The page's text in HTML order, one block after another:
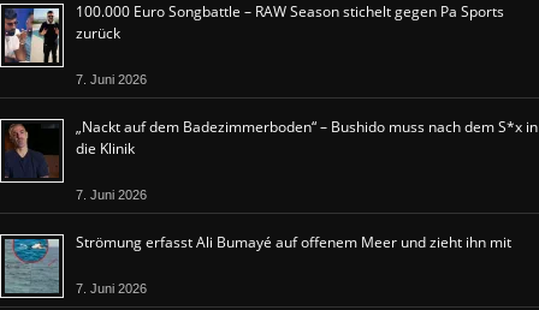
100.000 Euro Songbattle – RAW Season stichelt gegen Pa Sports
zurück
7. Juni 2026
„Nackt auf dem Badezimmerboden“ – Bushido muss nach dem S*x in
die Klinik
7. Juni 2026
Strömung erfasst Ali Bumayé auf offenem Meer und zieht ihn mit
7. Juni 2026